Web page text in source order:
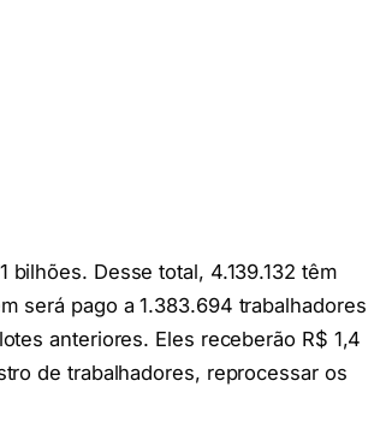
Desse total, 4.139.132 têm
será pago a 1.383.694 trabalhadores
anteriores. Eles receberão R$ 1,4
de trabalhadores, reprocessar os